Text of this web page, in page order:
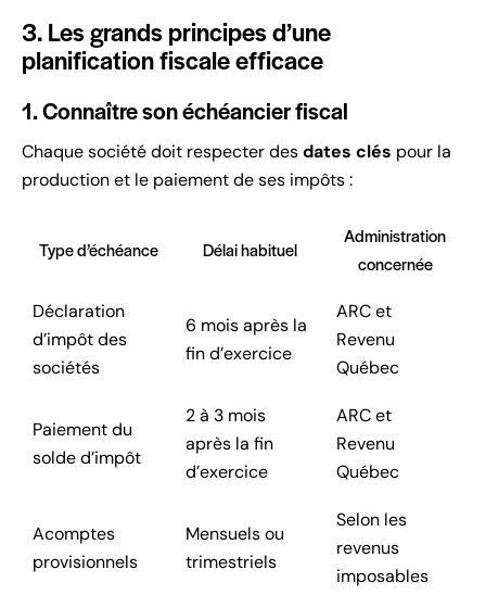
3. Les grands principes d’une
planification fiscale efficace
1. Connaître son échéancier fiscal
Chaque société doit respecter desdates clés pour la
production et le paiement de ses impôts :
Type d’échéance Délai habituel
Administration
concernée
Déclaration
d’impôt des
sociétés
6 mois après la
fin d’exercice
ARC et
Revenu
Québec
Paiement du
solde d’impôt
2 à 3 mois
après la fin
d’exercice
ARC et
Revenu
Québec
Acomptes
provisionnels
Mensuels ou
trimestriels
Selon les
revenus
imposables